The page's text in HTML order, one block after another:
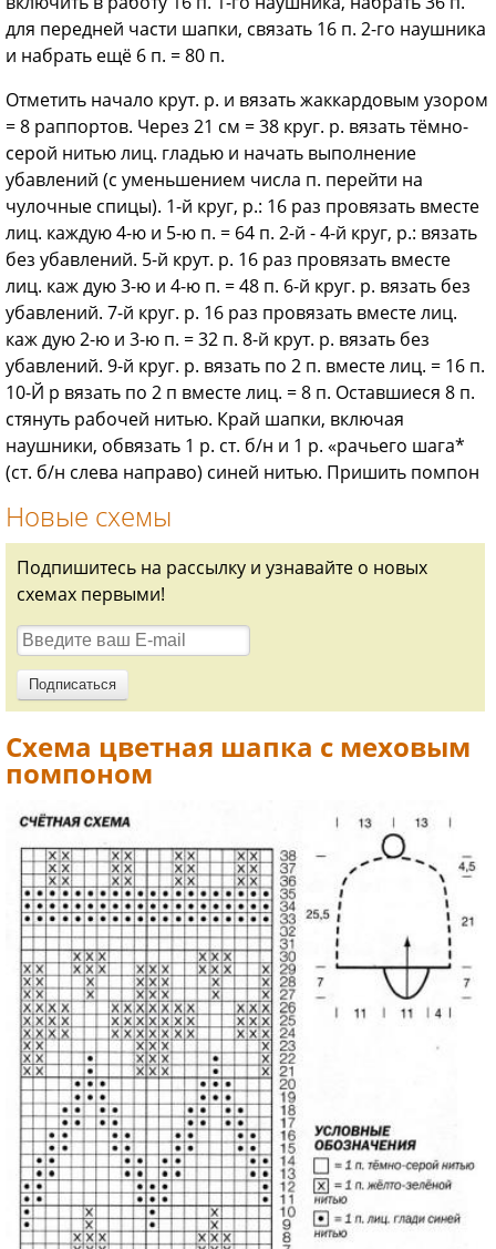
для передней части шапки, связать 16 п. 2-го наушника
и набрать ещё 6 п. = 80 п.
Отметить начало крут. р. и вязать жаккардовым узором
= 8 раппортов. Через 21 см = 38 круг. р. вязать тёмно-
серой нитью лиц. гладью и начать выполнение
убавлений (с уменьшением числа п. перейти на
чулочные спицы). 1-й круг, р.: 16 раз провязать вместе
лиц. каждую 4-ю и 5-ю п. = 64 п. 2-й - 4-й круг, р.: вязать
без убавлений. 5-й крут. р. 16 раз провязать вместе
лиц. каж дую 3-ю и 4-ю п. = 48 п. 6-й круг. р. вязать без
убавлений. 7-й круг. р. 16 раз провязать вместе лиц.
каж дую 2-ю и 3-ю п. = 32 п. 8-й крут. р. вязать без
убавлений. 9-й круг. р. вязать по 2 п. вместе лиц. = 16 п.
10-Й р вязать по 2 п вместе лиц. = 8 п. Оставшиеся 8 п.
стянуть рабочей нитью. Край шапки, включая
наушники, обвязать 1 р. ст. б/н и 1 р. «рачьего шага*
(ст. б/н слева направо) синей нитью. Пришить помпон
Новые схемы
Подпишитесь на рассылку и узнавайте о новых
схемах первыми!
Схема цветная шапка с меховым
помпоном